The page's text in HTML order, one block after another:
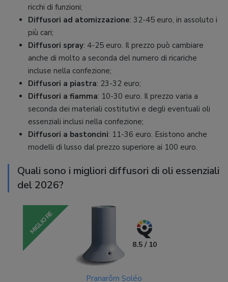
ricchi di funzioni;
Diffusori ad atomizzazione: 32-45 euro, in assoluto i
più cari;
Diffusori spray: 4-25 euro. Il prezzo può cambiare
anche di molto a seconda del numero di ricariche
incluse nella confezione;
Diffusori a piastra: 23-32 euro;
Diffusori a fiamma: 10-30 euro. Il prezzo varia a
seconda dei materiali costitutivi e degli eventuali oli
essenziali inclusi nella confezione;
Diffusori a bastoncini: 11-36 euro. Esistono anche
modelli di lusso dal prezzo superiore ai 100 euro.
Quali sono i migliori diffusori di oli essenziali
del 2026?
MIGLIORE
8.5 / 10
Pranarôm Soléo